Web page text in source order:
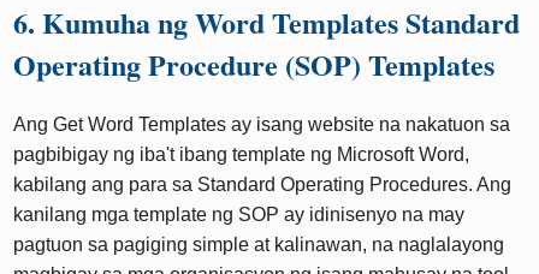
6. Kumuha ng Word Templates Standard
Operating Procedure (SOP) Templates
Ang Get Word Templates ay isang website na nakatuon sa
pagbibigay ng iba't ibang template ng Microsoft Word,
kabilang ang para sa Standard Operating Procedures. Ang
kanilang mga template ng SOP ay idinisenyo na may
pagtuon sa pagiging simple at kalinawan, na naglalayong